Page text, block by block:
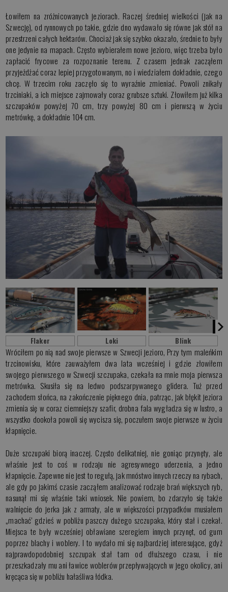
Łowiłem na zróżnicowanych jeziorach. Raczej średniej wielkości (jak na
Szwecję), od rynnowych po takie, gdzie dno wydawało się równe jak stół na
przestrzeni całych hektarów. Chociaż jak się szybko okazało, średnie to były
one jedynie na mapach. Często wybierałem nowe jezioro, więc trzeba było
zapłacić frycowe za rozpoznanie terenu. Z czasem jednak zacząłem
przyjeżdżać coraz lepiej przygotowanym, no i wiedziałem dokładnie, czego
chcę. W trzecim roku zaczęło się to wyraźnie zmieniać. Powoli znikały
trzciniaki, a ich miejsce zajmowały coraz grubsze sztuki. Złowiłem już kilka
szczupaków powyżej 70 cm, trzy powyżej 80 cm i pierwszą w życiu
metrówkę, a dokładnie 104 cm.
Flaker Loki Blink
Wróciłem po nią nad swoje pierwsze w Szwecji jezioro, Przy tym maleńkim
trzcinowisku, które zauważyłem dwa lata wcześniej i gdzie złowiłem
swojego pierwszego w Szwecji szczupaka, czekała na mnie moja pierwsza
metrówka. Skusiła się na ledwo podszarpywanego glidera. Tuż przed
zachodem słońca, na zakończenie pięknego dnia, patrząc, jak błękit jeziora
zmienia się w coraz ciemniejszy szafir, drobna fala wygładza się w lustro, a
wszystko dookoła powoli się wycisza się, poczułem swoje pierwsze w życiu
kłapnięcie.
Duże szczupaki biorą inaczej. Często delikatniej, nie goniąc przynęty, ale
właśnie jest to coś w rodzaju nie agresywnego uderzenia, a jedno
kłapnięcie. Zapewne nie jest to regułą, jak mnóstwo innych rzeczy na rybach,
ale gdy po jakimś czasie zacząłem analizować rodzaje brań większych ryb,
nasunął mi się właśnie taki wniosek. Nie powiem, bo zdarzyło się także
walnięcie do jerka jak z armaty, ale w większości przypadków musiałem
„machać’ gdzieś w pobliżu paszczy dużego szczupaka, który stał i czekał.
Miejsca te były wcześniej obławiane szeregiem innych przynęt, od gum
poprzez blachy i woblery. I to wydało mi się najbardziej interesujące, gdyż
najprawdopodobniej szczupak stał tam od dłuższego czasu, i nie
przeszkadzały mu ani ławice woblerów przepływających w jego okolicy, ani
kręcąca się w pobliżu hałaśliwa łódka.